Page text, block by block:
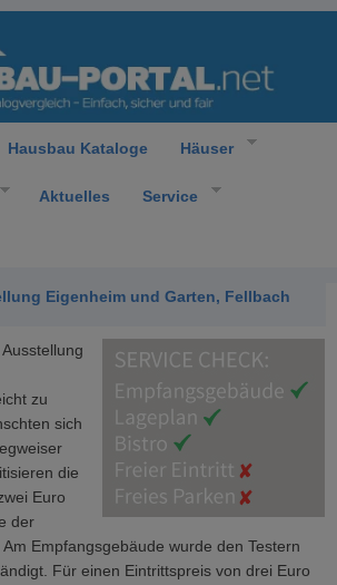
Hausbau Kataloge Häuser
Aktuelles Service
Eigenheim und Garten, Fellbach
zu
sich
die
Euro
der
Empfangsgebäude wurde den Testern
Für einen Eintrittspreis von drei Euro